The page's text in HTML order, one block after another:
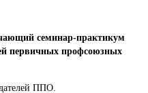
семинар-практикум
первичных профсоюзных
ППО.